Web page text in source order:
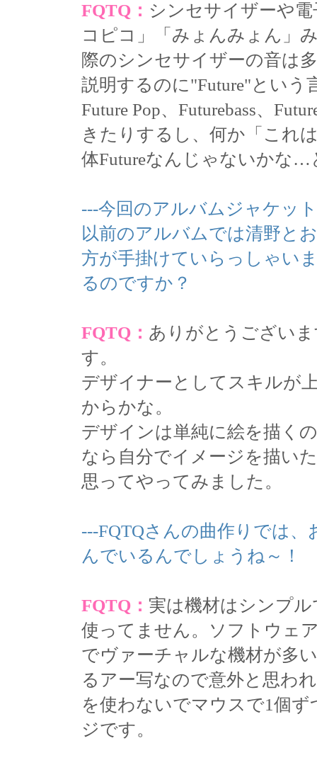
FQTQ： シンセサイザーや
コピコ」「みょんみょん」
際のシンセサイザーの音は
説明するのに"Future"とい
Future Pop、Futurebass、
きたりするし、何か「これ
体Futureなんじゃないかな…
---今回のアルバムジャケッ
以前のアルバムでは清野と
方が手掛けていらっしゃい
るのですか？
FQTQ： ありがとうござい
す。
デザイナーとしてスキルが
からかな。
デザインは単純に絵を描く
なら自分でイメージを描い
思ってやってみました。
---FQTQさんの曲作りでは
んでいるんでしょうね～！
FQTQ： 実は機材はシンプ
使ってません。ソフトウェ
でヴァーチャルな機材が多
るアー写なので意外と思わ
を使わないでマウスで1個
ジです。